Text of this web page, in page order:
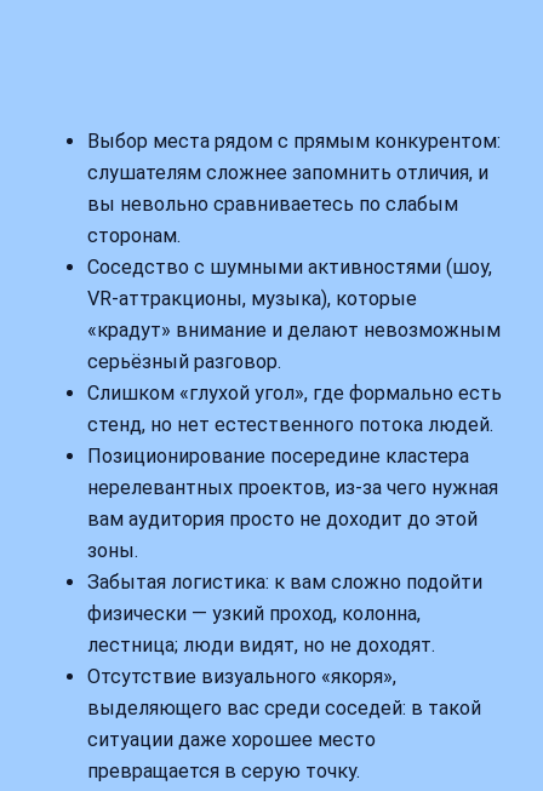
Выбор места рядом с прямым конкурентом:
слушателям сложнее запомнить отличия, и
вы невольно сравниваетесь по слабым
сторонам.
Соседство с шумными активностями (шоу,
VR-аттракционы, музыка), которые
«крадут» внимание и делают невозможным
серьёзный разговор.
Слишком «глухой угол», где формально есть
стенд, но нет естественного потока людей.
Позиционирование посередине кластера
нерелевантных проектов, из-за чего нужная
вам аудитория просто не доходит до этой
зоны.
Забытая логистика: к вам сложно подойти
физически — узкий проход, колонна,
лестница; люди видят, но не доходят.
Отсутствие визуального «якоря»,
выделяющего вас среди соседей: в такой
ситуации даже хорошее место
превращается в серую точку.